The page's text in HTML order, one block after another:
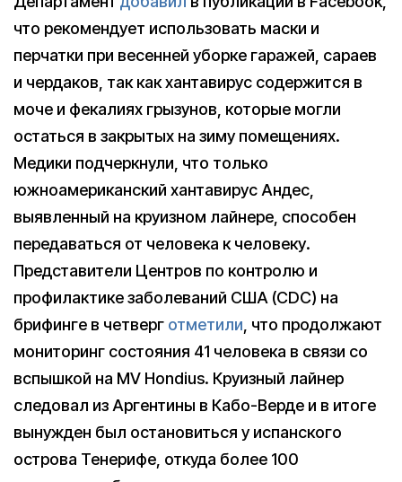
что рекомендует использовать маски и
перчатки при весенней уборке гаражей, сараев
и чердаков, так как хантавирус содержится в
моче и фекалиях грызунов, которые могли
остаться в закрытых на зиму помещениях.
Медики подчеркнули, что только
южноамериканский хантавирус Андес,
выявленный на круизном лайнере, способен
передаваться от человека к человеку.
Представители Центров по контролю и
профилактике заболеваний США (CDC) на
брифинге в четверг отметили, что продолжают
мониторинг состояния 41 человека в связи со
вспышкой на MV Hondius. Круизный лайнер
следовал из Аргентины в Кабо-Верде и в итоге
вынужден был остановиться у испанского
острова Тенерифе, откуда более 100